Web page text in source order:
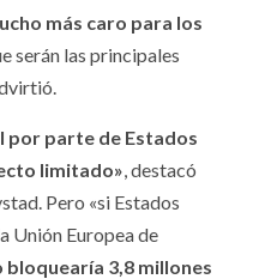
más caro para los
serán las principales
por parte de Estados
limitado» , destacó
Pero «si Estados
Unión Europea de
bloquearía 3,8 millones